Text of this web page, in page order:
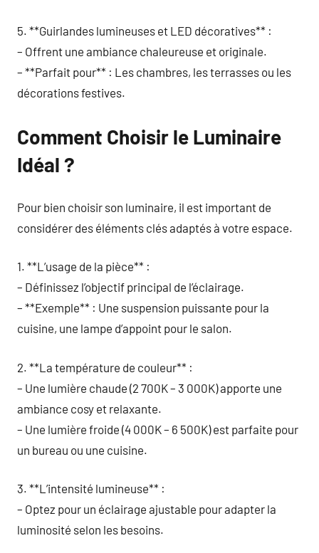
5. **Guirlandes lumineuses et LED décoratives** :
– Offrent une ambiance chaleureuse et originale.
– **Parfait pour** : Les chambres, les terrasses ou les
décorations festives.
Comment Choisir le Luminaire
Idéal ?
Pour bien choisir son luminaire, il est important de
considérer des éléments clés adaptés à votre espace.
1. **L’usage de la pièce** :
– Définissez l’objectif principal de l’éclairage.
– **Exemple** : Une suspension puissante pour la
cuisine, une lampe d’appoint pour le salon.
2. **La température de couleur** :
– Une lumière chaude (2 700K – 3 000K) apporte une
ambiance cosy et relaxante.
– Une lumière froide (4 000K – 6 500K) est parfaite pour
un bureau ou une cuisine.
3. **L’intensité lumineuse** :
– Optez pour un éclairage ajustable pour adapter la
luminosité selon les besoins.